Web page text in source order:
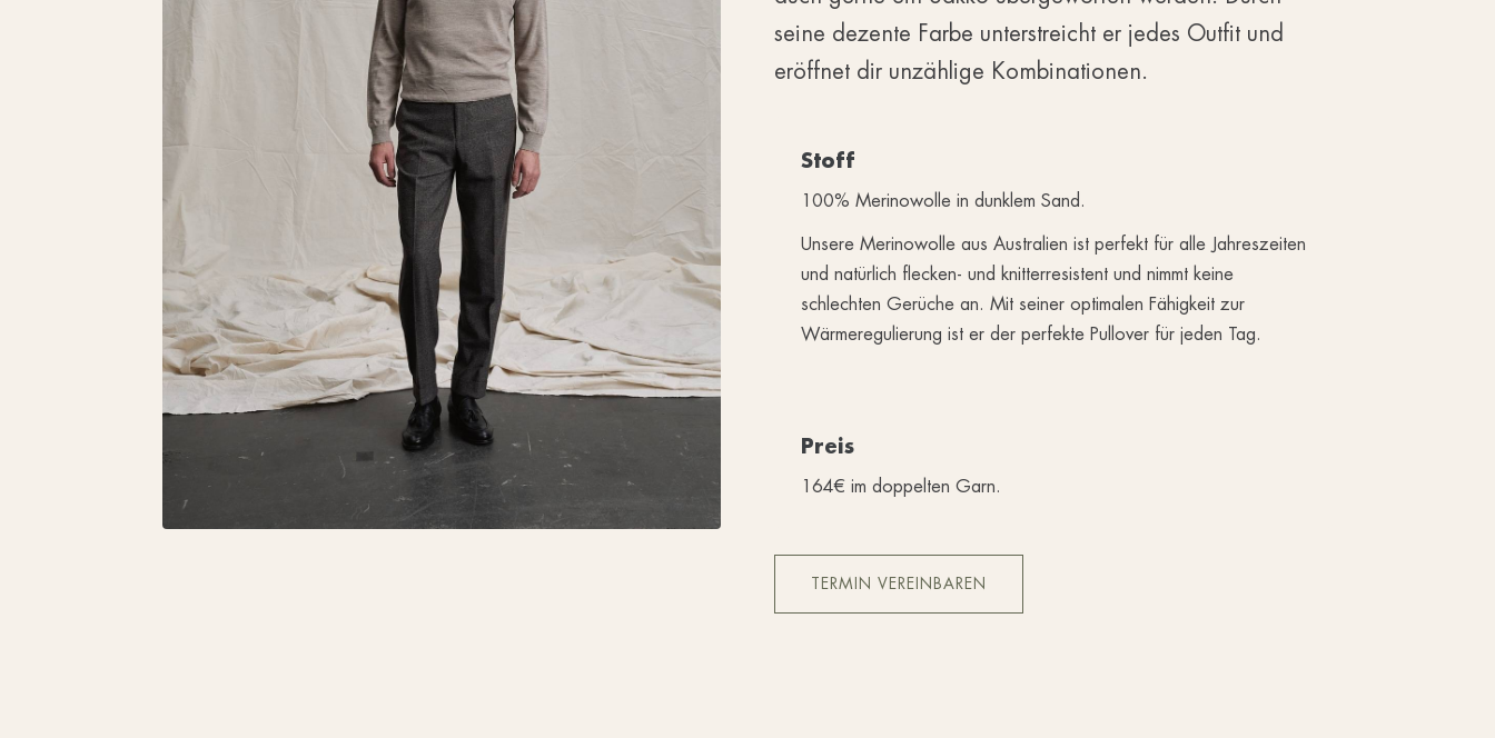
seine dezente Farbe unterstreicht er jedes Outfit und
eröffnet dir unzählige Kombinationen.
Stoff
100% Merinowolle in dunklem Sand.
Unsere Merinowolle aus Australien ist perfekt für alle Jahreszeiten
und natürlich flecken- und knitterresistent und nimmt keine
schlechten Gerüche an. Mit seiner optimalen Fähigkeit zur
Wärmeregulierung ist er der perfekte Pullover für jeden Tag.
Preis
164€ im doppelten Garn.
TERMIN VEREINBAREN